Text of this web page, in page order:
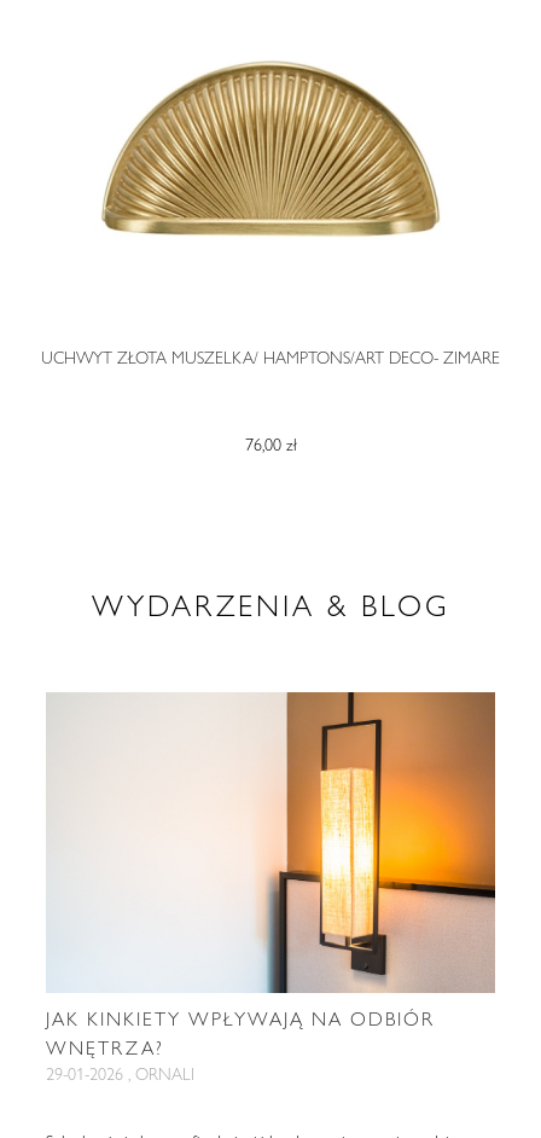
UCHWYT ZŁOTA MUSZELKA/ HAMPTONS/ART DECO- ZIMARE
76,00 zł
WYDARZENIA & BLOG
JAK KINKIETY WPŁYWAJĄ NA ODBIÓR
WNĘTRZA?
29-01-2026 , ORNALI